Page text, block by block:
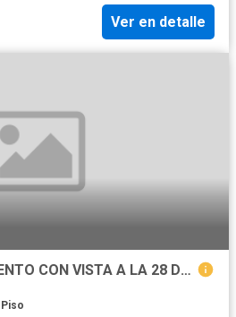
Ver en detalle
ALQUILO DEPARTAMENTO CON VISTA A LA 28 DE JULIO WANCHAC CUSCO
Piso